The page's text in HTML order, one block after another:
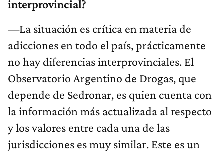
interprovincial?
—La situación es crítica en materia de
adicciones en todo el país, prácticamente
no hay diferencias interprovinciales. El
Observatorio Argentino de Drogas, que
depende de Sedronar, es quien cuenta con
la información más actualizada al respecto
y los valores entre cada una de las
jurisdicciones es muy similar. Este es un